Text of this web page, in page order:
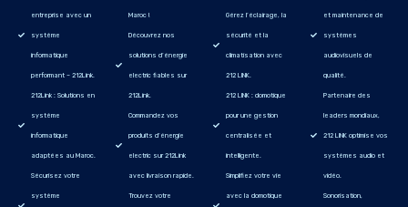
entreprise avec un
système
informatique
performant – 212Link.
212Link : Solutions en
système
informatique
adaptées au Maroc.
Sécurisez votre
système
Maroc !
Découvrez nos
solutions d’énergie
electric fiables sur
212Link.
Commandez vos
produits d’énergie
electric sur 212Link
avec livraison rapide.
Trouvez votre
Gérez l’éclairage, la
sécurité et la
climatisation avec
212 LINK.
212 LINK : domotique
pour une gestion
centralisée et
intelligente.
Simplifiez votre vie
avec la domotique
et maintenance de
systèmes
audiovisuels de
qualité.
Partenaire des
leaders mondiaux,
212 LINK optimise vos
systèmes audio et
vidéo.
Sonorisation,